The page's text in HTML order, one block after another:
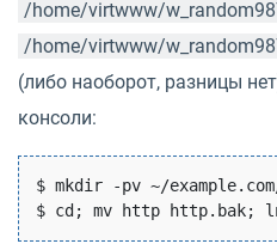
/home/virtwww/
/home/virtwww/
(либо наоборот, разницы
консоли:
$ mkdir -pv ~/